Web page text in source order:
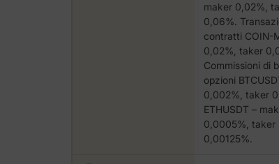
maker 0,02%,
0,06%.
contratti COIN-
0,02%, taker
Commissioni di
opzioni
0,002%, taker
ETHUSDT –
0,0005%, taker
0,00125%.